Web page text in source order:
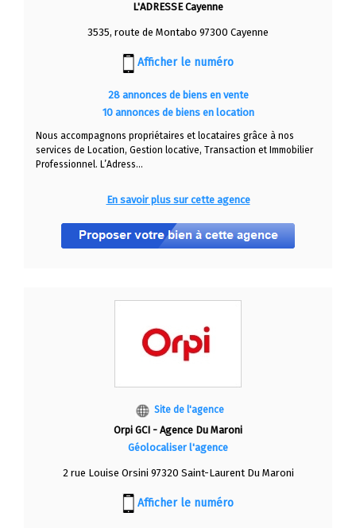
L'ADRESSE Cayenne
3535, route de Montabo 97300 Cayenne
28 annonces de biens en vente
Afficher le numéro
10 annonces de biens en location
Nous accompagnons propriétaires et locataires grâce à nos
services de Location, Gestion locative, Transaction et Immobilier
Professionnel. L’Adress...
En savoir plus sur cette agence
Site de l'agence
Orpi GCI - Agence Du Maroni
Géolocaliser l'agence
2 rue Louise Orsini 97320 Saint-Laurent Du Maroni
Afficher le numéro